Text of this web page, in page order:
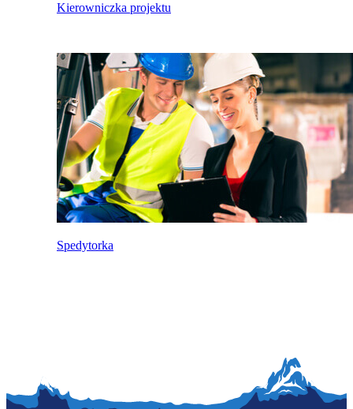
Kierowniczka projektu
Spedytorka